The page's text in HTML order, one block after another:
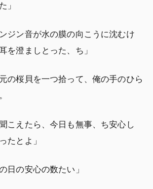
」
ジン音が水の膜の向こうに沈むけ
を澄ましとった、ち」
の桜貝を一つ拾って、俺の手のひら
こえたら、今日も無事、ち安心し
たとよ」
日の安心の数たい」